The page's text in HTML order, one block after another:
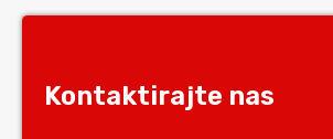
Kontaktirajte nas